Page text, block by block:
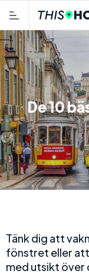
De 10
Tänk dig att
fönstret eller
med utsikt över